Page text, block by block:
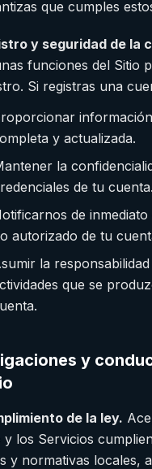
que cumples
y seguridad de la
funciones del Sitio
Si registras una
y actualizada.
la
de tu cuenta.
de
autorizado de tu
la
que se
y
de la ley.
y los Servicios
y normativas locales,